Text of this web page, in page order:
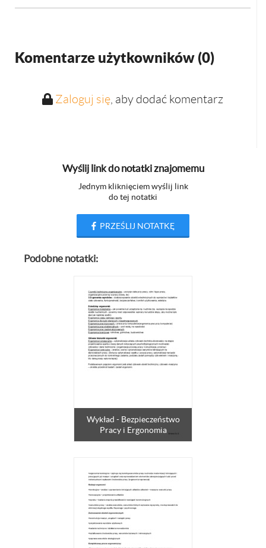
Komentarze użytkowników (0)
Zaloguj się, aby dodać komentarz
Wyślij link do notatki znajomemu
Jednym kliknięciem wyślij link
do tej notatki
PRZEŚLIJ NOTATKĘ
Podobne notatki:
Wykład - Bezpieczeństwo
Pracy i Ergonomia